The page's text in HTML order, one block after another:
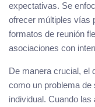
expectativas. Se
ofrecer múltiples vías
formatos de reunión
asociaciones con
De manera crucial, el
como un problema de
individual. Cuando